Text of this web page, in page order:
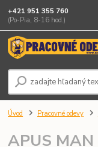
+421 951 355 760
(Po-Pia, 8-16 hod.)
Úvod Pracovné odevy
APUS MAN